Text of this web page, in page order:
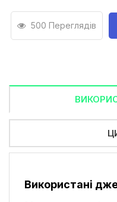
500 Переглядів
Використані